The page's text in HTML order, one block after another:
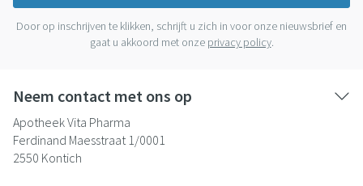
Door op inschrijven te klikken, schrijft u zich in voor onze nieuwsbrief en
gaat u akkoord met onze privacy policy.
Neem contact met ons op
Apotheek Vita Pharma
Ferdinand Maesstraat 1/0001
2550 Kontich